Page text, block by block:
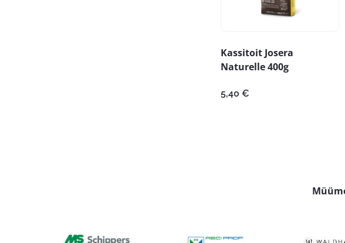
Kassitoit Josera
Naturelle 400g
5,40 €